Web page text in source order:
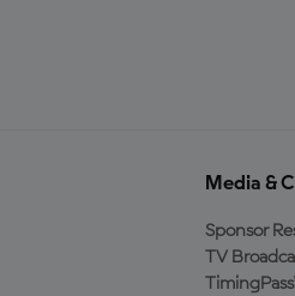
Media &
Sponsor
TV